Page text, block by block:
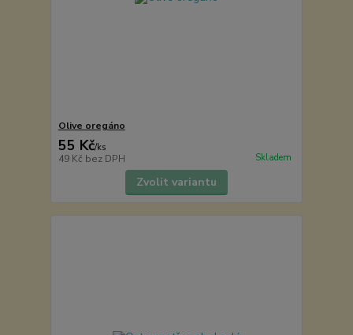
Olive oregáno
55 Kč/ks
49 Kč bez DPH Skladem
Zvolit variantu